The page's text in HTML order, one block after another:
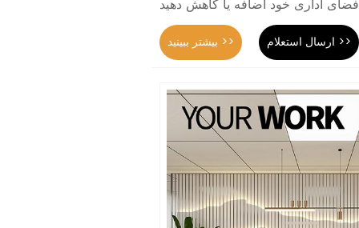
بیشتر ببینید >> ارسال استعلام >>